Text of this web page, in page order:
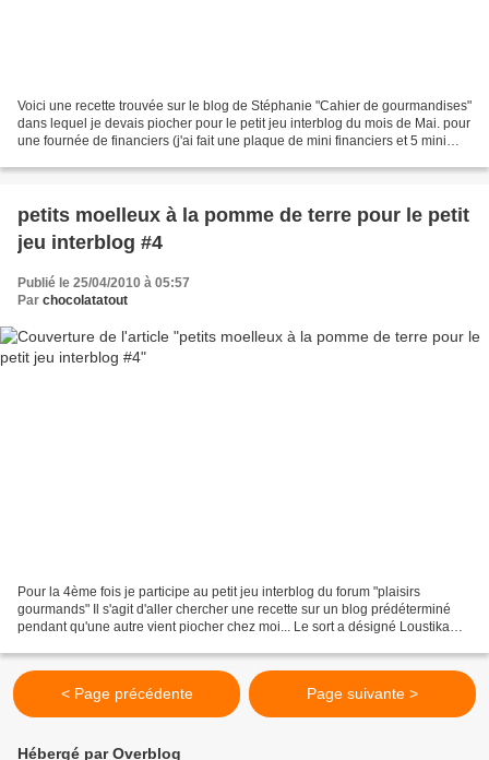
Voici une recette trouvée sur le blog de Stéphanie "Cahier de gourmandises"
dans lequel je devais piocher pour le petit jeu interblog du mois de Mai. pour
une fournée de financiers (j'ai fait une plaque de mini financiers et 5 mini
petits moelleux à la pomme de terre pour le petit
jeu interblog #4
Publié le 25/04/2010 à 05:57
Par chocolatatout
Pour la 4ème fois je participe au petit jeu interblog du forum "plaisirs
gourmands" Il s'agit d'aller chercher une recette sur un blog prédéterminé
pendant qu'une autre vient piocher chez moi... Le sort a désigné Loustika
< Page précédente Page suivante >
Hébergé par Overblog